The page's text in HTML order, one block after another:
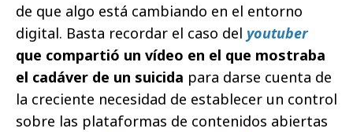
de que algo está cambiando en el entorno
digital. Basta recordar el caso del youtuber
que compartió un vídeo en el que mostraba
el cadáver de un suicida para darse cuenta de
la creciente necesidad de establecer un control
sobre las plataformas de contenidos abiertas